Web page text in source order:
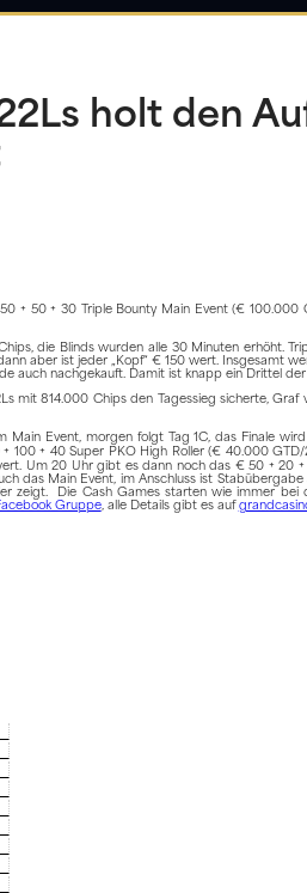
holt den
+ 50 + 30 Triple Bounty Main Event (€
die Blinds wurden alle 30 Minuten erhöht.
aber ist jeder „Kopf“ € 150 wert. Insgesamt
auch nachgekauft. Damit ist knapp ein Drittel
mit 814.000 Chips den Tagessieg sicherte,
Main Event, morgen folgt Tag 1C, das Finale
+ 40 Super PKO High Roller (€ 40.000
Um 20 Uhr gibt es dann noch das € 50 + 20 +
das Main Event, im Anschluss ist
zeigt. Die Cash Games starten wie immer bei
Gruppe, alle Details gibt es auf